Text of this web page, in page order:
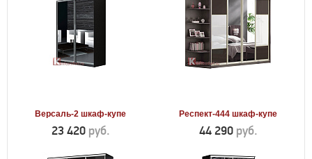
Версаль-2 шкаф-купе
23 420 руб.
Респект-444 шкаф-купе
44 290 руб.